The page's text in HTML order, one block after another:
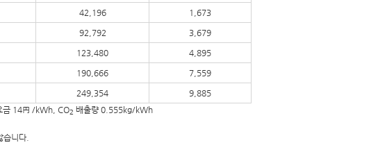
42,196 1,673
92,792 3,679
123,480 4,895
190,666 7,559
249,354
9,885
금 14円 /kWh, CO2 배출량 0.555kg/kWh
니다.